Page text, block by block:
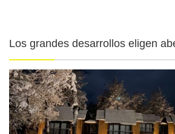
Los grandes desarrollos eligen